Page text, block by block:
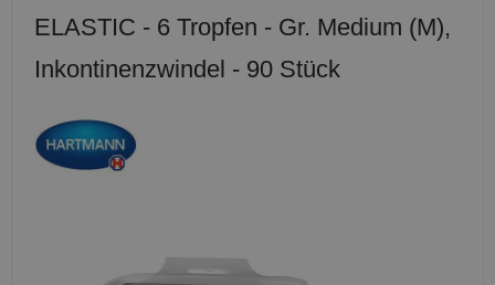
ELASTIC - 6 Tropfen - Gr. Medium (M),
Inkontinenzwindel - 90 Stück